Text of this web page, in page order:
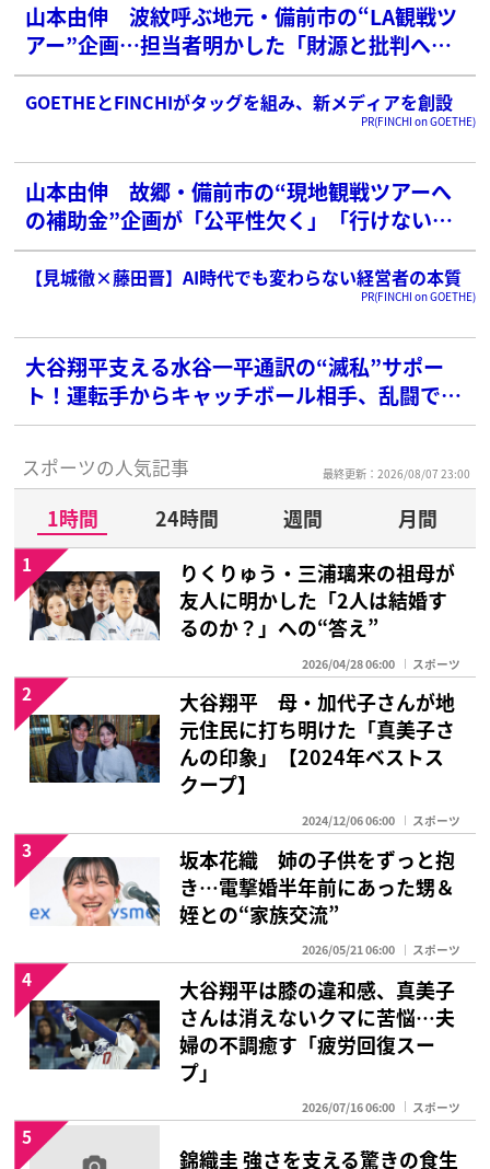
山本由伸 波紋呼ぶ地元・備前市の“LA観戦ツ
アー”企画…担当者明かした「財源と批判への
答え」
GOETHEとFINCHIがタッグを組み、新メディアを創設
PR(FINCHI on GOETHE)
山本由伸 故郷・備前市の“現地観戦ツアーへ
の補助金”企画が「公平性欠く」「行けない子
もいる」と波紋
【見城徹×藤田晋】AI時代でも変わらない経営者の本質
PR(FINCHI on GOETHE)
大谷翔平支える水谷一平通訳の“滅私”サポー
ト！運転手からキャッチボール相手、乱闘で
は“ボディガード”に
スポーツの人気記事 最終更新：2026/08/07 23:00
1時間 24時間 週間
月間
りくりゅう・三浦璃来の祖母が
友人に明かした「2人は結婚す
るのか？」への“答え”
2026/04/28 06:00 スポーツ
1
大谷翔平 母・加代子さんが地
元住民に打ち明けた「真美子さ
んの印象」【2024年ベストス
クープ】
2024/12/06 06:00 スポーツ
2
坂本花織 姉の子供をずっと抱
き…電撃婚半年前にあった甥＆
姪との“家族交流”
2026/05/21 06:00 スポーツ
3
大谷翔平は膝の違和感、真美子
さんは消えないクマに苦悩…夫
婦の不調癒す「疲労回復スー
プ」
2026/07/16 06:00 スポーツ
4
錦織圭 強さを支える驚きの食生
5